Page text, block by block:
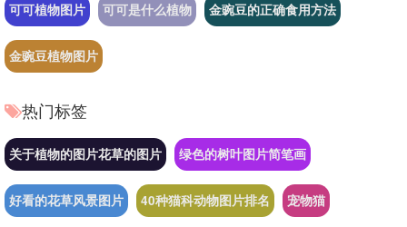
可可植物图片 可可是什么植物 金豌豆的正确食用方法
金豌豆植物图片
热门标签
关于植物的图片花草的图片 绿色的树叶图片简笔画
好看的花草风景图片 40种猫科动物图片排名 宠物猫